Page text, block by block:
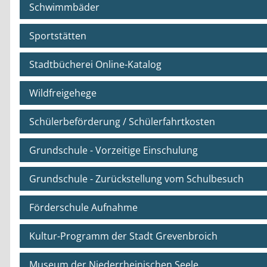
Schwimmbäder
Sportstätten
Stadtbücherei Online-Katalog
Wildfreigehege
Schülerbeförderung / Schülerfahrtkosten
Grundschule - Vorzeitige Einschulung
Grundschule - Zurückstellung vom Schulbesuch
Förderschule Aufnahme
Kultur-Programm der Stadt Grevenbroich